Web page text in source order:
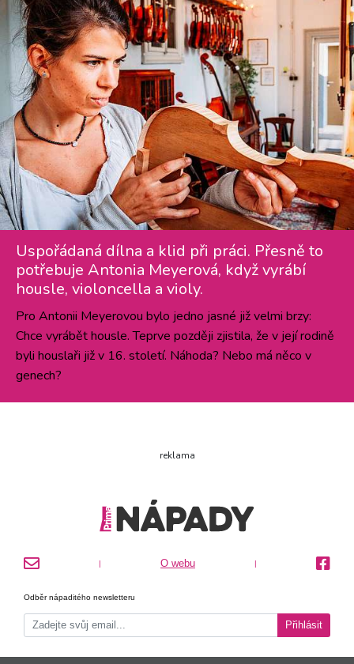
Uspořádaná dílna a klid při práci. Přesně to
potřebuje Antonia Meyerová, když vyrábí
housle, violoncella a violy.
Pro Antonii Meyerovou bylo jedno jasné již velmi brzy:
Chce vyrábět housle. Teprve později zjistila, že v její rodině
byli houslaři již v 16. století. Náhoda? Nebo má něco v
genech?
reklama
| O webu |
Odběr nápaditého newsletteru
Přihlásit